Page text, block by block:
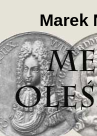
Marek